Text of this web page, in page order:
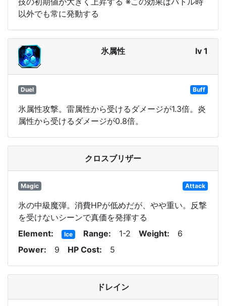
以外でも常に発動する
氷属性 lv 1
Duel Buff
氷属性攻撃。雷属性から受けるダメージが1.3倍。炎
属性から受けるダメージが0.8倍。
クロスブリザー
Magic Attack
氷の中級魔弾。消費HPが低めだが、やや重い。反撃
を受けないシーンで真価を発揮する
Element
Ice Range 1-2 Weight
6
Power
9 HP Cost 5
ドレイン